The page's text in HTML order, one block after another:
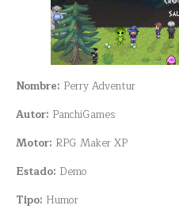
Nombre: Perry Adventur
Autor: PanchiGames
Motor: RPG Maker XP
Estado: Demo
Tipo: Humor